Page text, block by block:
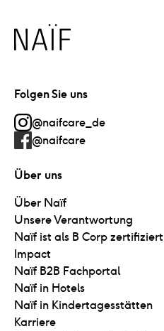
Naïf
Folgen Sie uns
@naifcare_de
@naifcare
Über uns
Über Naïf
Unsere Verantwortung
Naïf ist als B Corp zertifiziert
Impact
Naïf B2B Fachportal
Naïf in Hotels
Naïf in Kindertagesstätten
Karriere